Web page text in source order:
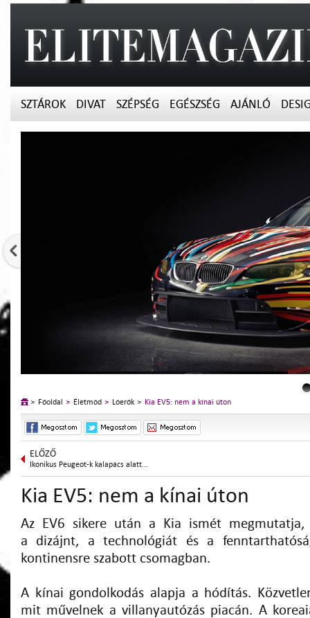
SZTÁROK DIVAT SZÉPSÉG EGÉSZSÉG AJÁNLÓ
Főoldal Életmód Lóerők Kia EV5: nem a kínai úton
ELŐZŐ
Ikonikus Peugeot-k kalapács alatt...
Kia EV5: nem a kínai úton
Az EV6 sikere után a Kia ismét megmutatja,
a dizájnt, a technológiát és a
kontinensre szabott csomagban.
A kínai gondolkodás alapja a hódítás.
mit művelnek a villanyautózás piacán. A